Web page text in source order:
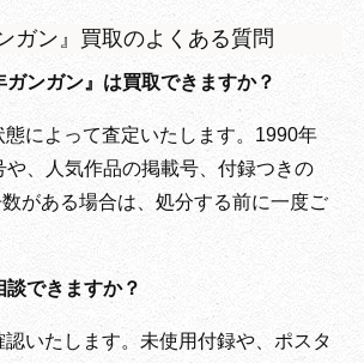
ガン』買取のよくある質問
ガンガン』は買取できますか？
によって査定いたします。1990年
や、人気作品の掲載号、付録つきの
がある場合は、処分する前に一度ご
できますか？
いたします。未使用付録や、ポスタ